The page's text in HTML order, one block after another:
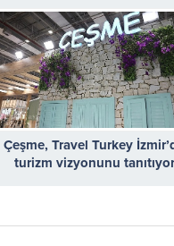
Çeşme, Travel Turkey
turizm vizyonunu tanıtıyor